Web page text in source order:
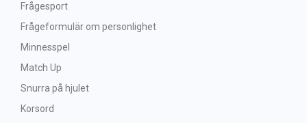
Frågesport
Frågeformulär om personlighet
Minnesspel
Match Up
Snurra på hjulet
Korsord